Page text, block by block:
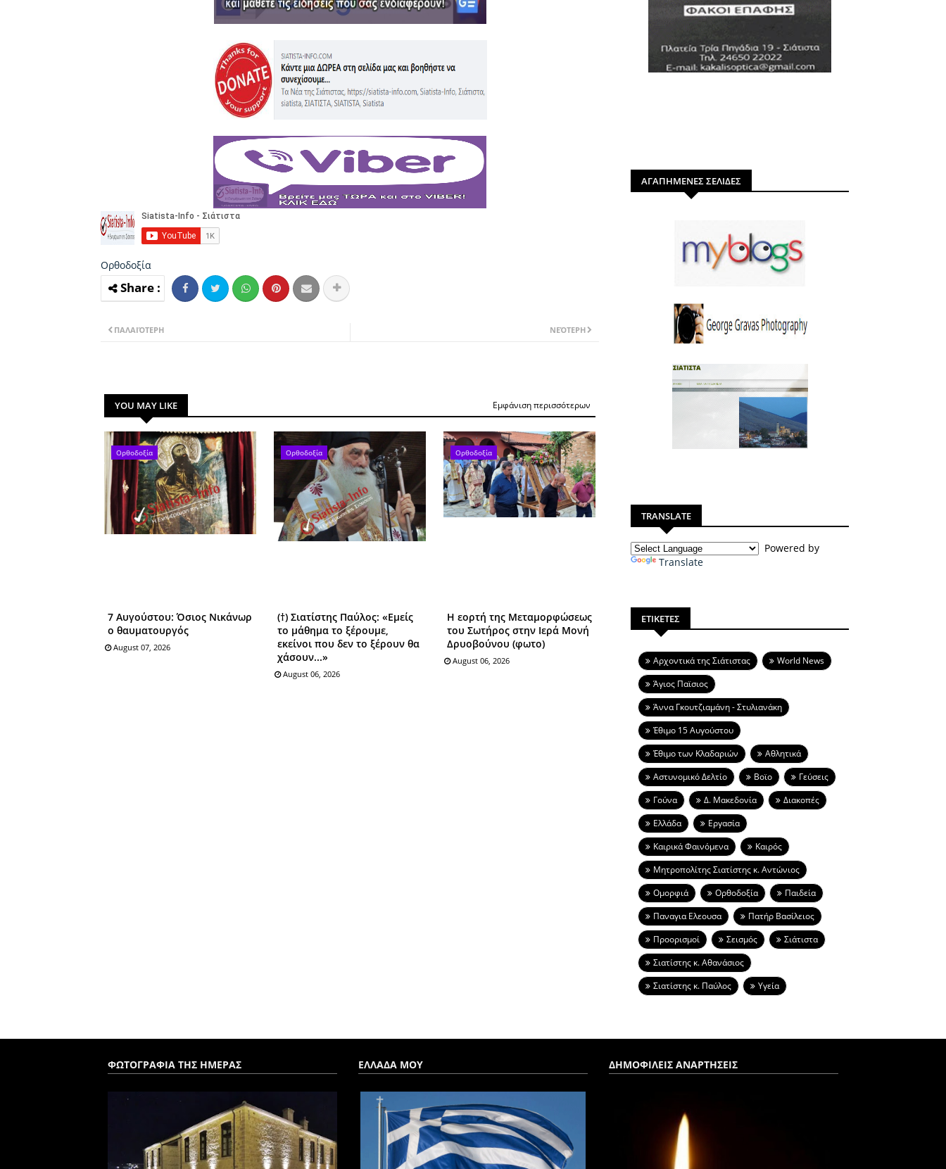
Ορθοδοξία
ΝΕΌΤΕΡΗ
ΠΑΛΑΙΌΤΕΡΗ
YOU MAY LIKE Εμφάνιση περισσότερων
Ορθοδοξία
7 Αυγούστου: Όσιος Nικάνωρ
o θαυματoυργός
August 07, 2026
Ορθοδοξία
(†) Σιατίστης Παύλος: «Εμείς
το μάθημα το ξέρουμε,
εκείνοι που δεν το ξέρουν θα
χάσουν...»
August 06, 2026
Ορθοδοξία
Η εορτή της Μεταμορφώσεως
του Σωτήρος στην Ιερά Μονή
Δρυοβούνου (φωτο)
August 06, 2026
ΑΓΑΠΗΜΕΝΕΣ ΣΕΛΙΔΕΣ
TRANSLATE
Powered by
Translate
ΕΤΙΚΕΤΕΣ
Aρχοντικά της Σιάτιστας
World News
Άγιος Παϊσιος
Άννα Γκουτζιαμάνη - Στυλιανάκη
Έθιμο 15 Αυγούστου
Έθιμο των Κλαδαριών
Αθλητικά
Αστυνομικό Δελτίο
Βοϊο
Γεύσεις
Γούνα
Δ. Μακεδονία
Διακοπές
Ελλάδα
Εργασία
Καιρικά Φαινόμενα
Καιρός
Μητροπολίτης Σιατίστης κ. Αντώνιος
Ομορφιά
Ορθοδοξία
Παιδεία
Παναγια Ελεουσα
Πατήρ Βασίλειος
Προορισμοί
Σεισμός
Σιάτιστα
Σιατίστης κ. Αθανάσιος
Σιατίστης κ. Παύλος
Υγεία
ΦΩΤΟΓΡΑΦΙΑ ΤΗΣ ΗΜΕΡΑΣ ΕΛΛΑΔΑ ΜΟΥ ΔΗΜΟΦΙΛΕΙΣ ΑΝΑΡΤΗΣΕΙΣ